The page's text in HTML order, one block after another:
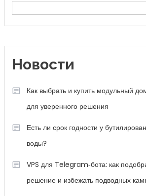
Новости
Как выбрать и купить модульный
для уверенного решения
Есть ли срок годности у
воды?
VPS для Telegram‑бота: как
решение и избежать подводных